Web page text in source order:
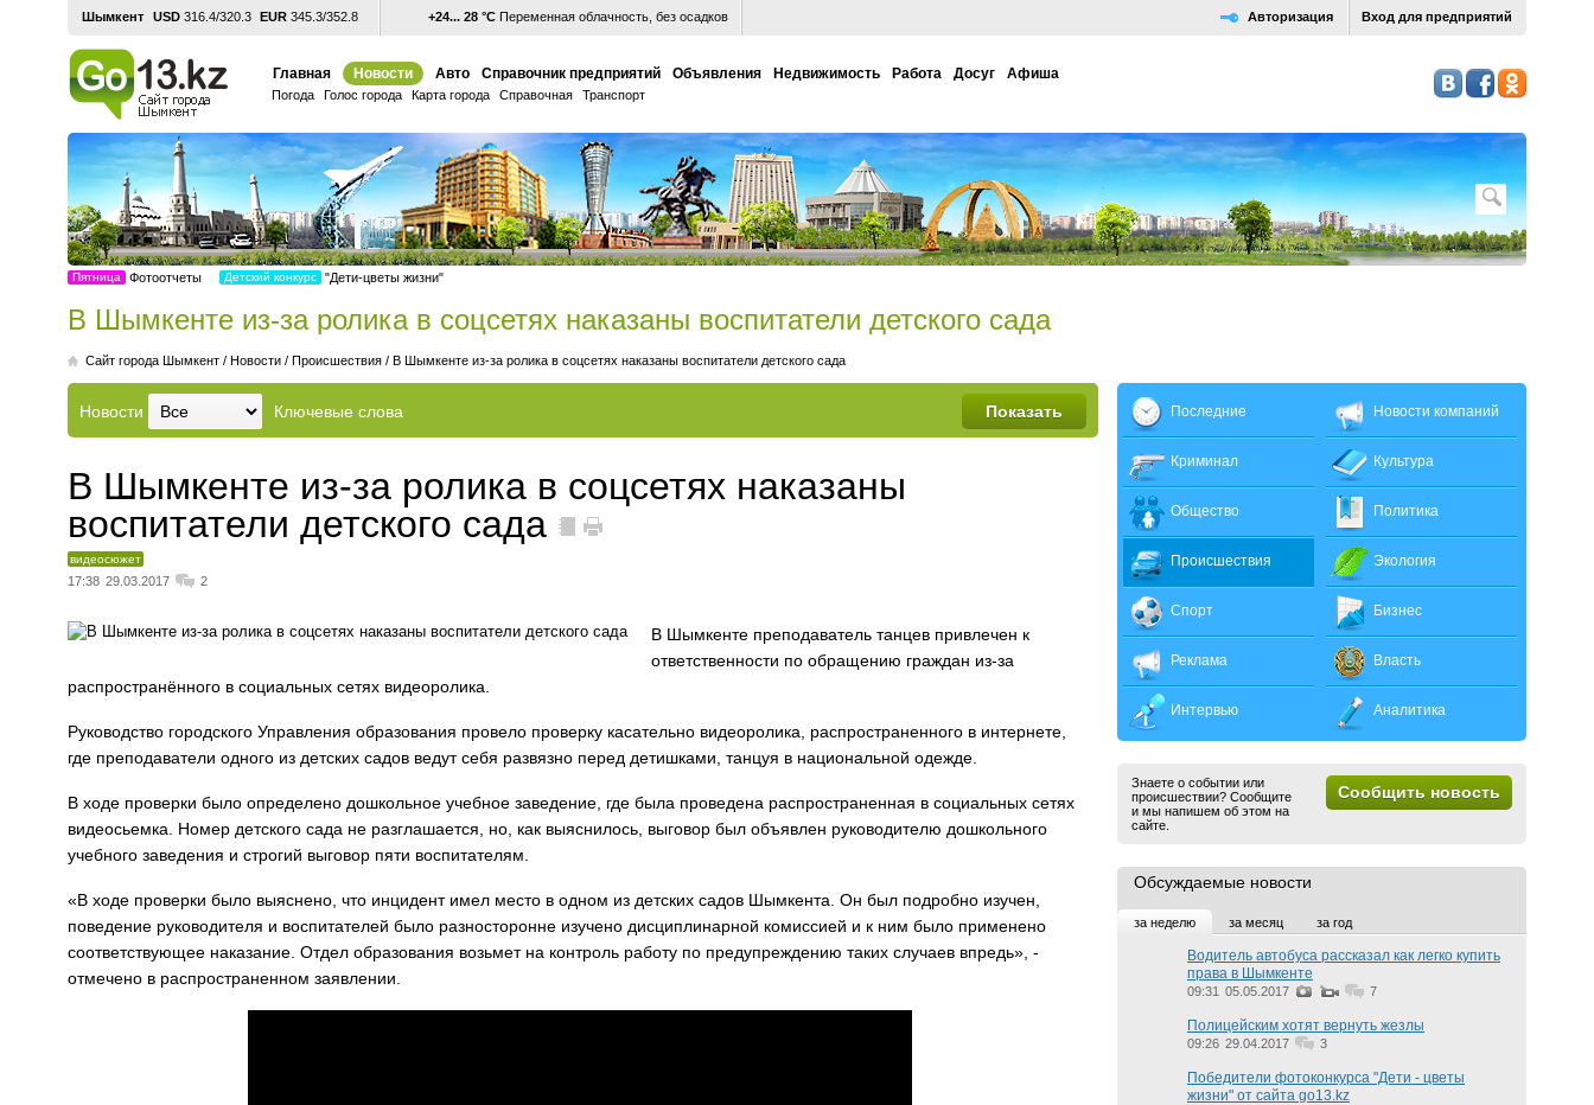
Шымкент USD 316.4/320.3 EUR 345.3/352.8 +24... 28 °С Переменная облачность, без осадков Вход для предприятий
Авторизация
Главная Новости Авто Справочник предприятий Объявления Недвижимость Работа Досуг Афиша
Погода Голос города Карта города Справочная Транспорт
Пятница Фотоотчеты Детский конкурс "Дети-цветы жизни"
В Шымкенте из-за ролика в соцсетях наказаны воспитатели детского сада
Cайт города Шымкент / Новости / Происшествия / В Шымкенте из-за ролика в соцсетях наказаны воспитатели детского сада
Новости Ключевые слова
В Шымкенте из-за ролика в соцсетях наказаны
воспитатели детского сада
видеосюжет
17:38 29.03.2017 2
В Шымкенте преподаватель танцев привлечен к
ответственности по обращению граждан из-за
распространённого в социальных сетях видеоролика.
Руководство городского Управления образования провело проверку касательно видеоролика, распространенного в интернете,
где преподаватели одного из детских садов ведут себя развязно перед детишками, танцуя в национальной одежде.
В ходе проверки было определено дошкольное учебное заведение, где была проведена распространенная в социальных сетях
видеосьемка. Номер детского сада не разглашается, но, как выяснилось, выговор был объявлен руководителю дошкольного
учебного заведения и строгий выговор пяти воспитателям.
«В ходе проверки было выяснено, что инцидент имел место в одном из детских садов Шымкента. Он был подробно изучен,
поведение руководителя и воспитателей было разносторонне изучено дисциплинарной комиссией и к ним было применено
соответствующее наказание. Отдел образования возьмет на контроль работу по предупреждению таких случаев впредь», -
отмечено в распространенном заявлении.
Последние
Криминал
Общество
Происшествия
Спорт
Реклама
Интервью
Новости компаний
Культура
Политика
Экология
Бизнес
Власть
Аналитика
Сообщить новость
Знаете о событии или
происшествии? Сообщите
и мы напишем об этом на
сайте.
Обсуждаемые новости
за неделю за месяц за год
Водитель автобуса рассказал как легко купить
права в Шымкенте
09:31 05.05.2017 7
Полицейским хотят вернуть жезлы
09:26 29.04.2017 3
Победители фотоконкурса "Дети - цветы
жизни" от сайта go13.kz